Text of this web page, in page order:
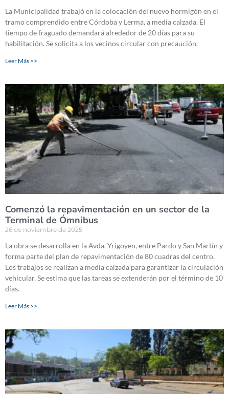
La Municipalidad trabajó en la colocación del nuevo hormigón en el
tramo comprendido entre Córdoba y Lerma, a media calzada. El
tiempo de fraguado demandará alrededor de 20 días para su
habilitación. Se solicita a los vecinos circular con precaución.
Leer Más >>
Comenzó la repavimentación en un sector de la
Terminal de Ómnibus
26 de noviembre de 2025
La obra se desarrolla en la Avda. Yrigoyen, entre Pardo y San Martín y
forma parte del plan de repavimentación de 80 cuadras del centro.
Los trabajos se realizan a media calzada para garantizar la circulación
vehicular. Se estima que las tareas se extenderán por el término de 10
días.
Leer Más >>